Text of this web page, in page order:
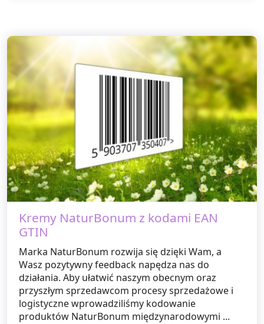
Kremy NaturBonum z kodami EAN
GTIN
Marka NaturBonum rozwija się dzięki Wam, a
Wasz pozytywny feedback napędza nas do
działania. Aby ułatwić naszym obecnym oraz
przyszłym sprzedawcom procesy sprzedażowe i
logistyczne wprowadziliśmy kodowanie
produktów NaturBonum międzynarodowymi ...